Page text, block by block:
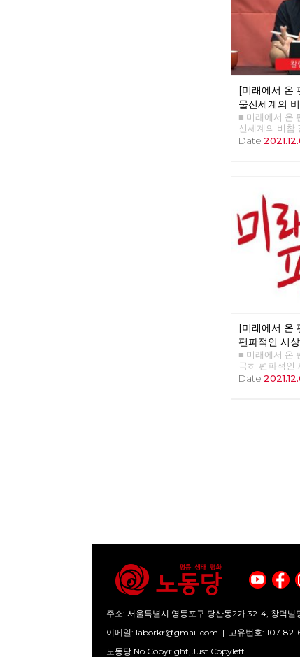
로의 여정
[미래에서 온
물신세계의
■ 미래에서 온
신세계의 비참
리 : 이용규 편
그런데 이것은
부분이다. 그
더 어렵다. <혁
대해서는 충분
질문들을 받게
크스가 쓴 <자
폐의 형태와
을 설명하는
렵다고 여겨진
Commodity
두로 삼았다.
같은 책의 이름
어서 언급했으
해 <자본론>으
이 자본주의
다. 상품이 아
활하는 것이다
라고 정의했
계속해서 재생
를 달리 말하
인 것이다. 봉
있었다. 생산
참여하지 않으
지고 반복되었
Date
[미래에서 온
편파적인 시
현장
■ 미래에서 온
극히 편파적인
현장 >>>> 업
Date
주소: 서울특별시 영등포구 당산동2가 32-4, 창덕빌
이메일: laborkr@gmail.com | 고유번호: 107-
노동당.No Copyright,Just Copyleft.